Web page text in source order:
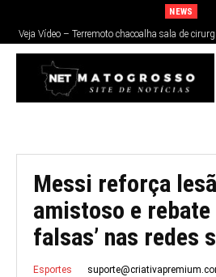
NEWS
Veja Vídeo – Terremoto chacoalha sala de
no Japão; veja
Messi reforça
amistoso e rebate
falsas’ nas redes
Esportes